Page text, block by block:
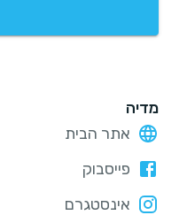
מדיה
אתר הבית
פייסבוק
אינסטגרם